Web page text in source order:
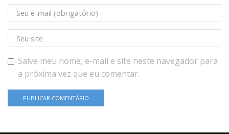
Salve meu nome, e-mail e site neste navegador para
a próxima vez que eu comentar.